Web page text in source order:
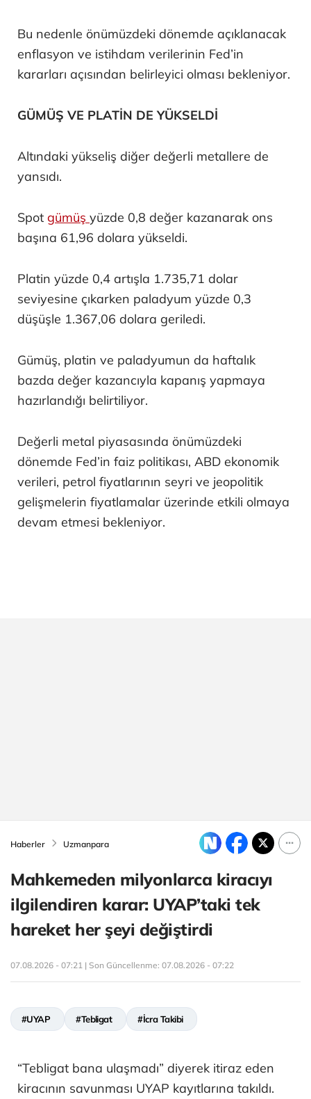
Bu nedenle önümüzdeki dönemde açıklanacak
enflasyon ve istihdam verilerinin Fed’in
kararları açısından belirleyici olması bekleniyor.
GÜMÜŞ VE PLATİN DE YÜKSELDİ
Altındaki yükseliş diğer değerli metallere de
yansıdı.
Spot gümüş yüzde 0,8 değer kazanarak ons
başına 61,96 dolara yükseldi.
Platin yüzde 0,4 artışla 1.735,71 dolar
seviyesine çıkarken paladyum yüzde 0,3
düşüşle 1.367,06 dolara geriledi.
Gümüş, platin ve paladyumun da haftalık
bazda değer kazancıyla kapanış yapmaya
hazırlandığı belirtiliyor.
Değerli metal piyasasında önümüzdeki
dönemde Fed’in faiz politikası, ABD ekonomik
verileri, petrol fiyatlarının seyri ve jeopolitik
gelişmelerin fiyatlamalar üzerinde etkili olmaya
devam etmesi bekleniyor.
Haberler Uzmanpara
Mahkemeden milyonlarca kiracıyı
ilgilendiren karar: UYAP’taki tek
hareket her şeyi değiştirdi
07.08.2026 - 07:21 | Son Güncellenme: 07.08.2026 - 07:22
#UYAP #Tebligat #İcra Takibi
“Tebligat bana ulaşmadı” diyerek itiraz eden
kiracının savunması UYAP kayıtlarına takıldı.